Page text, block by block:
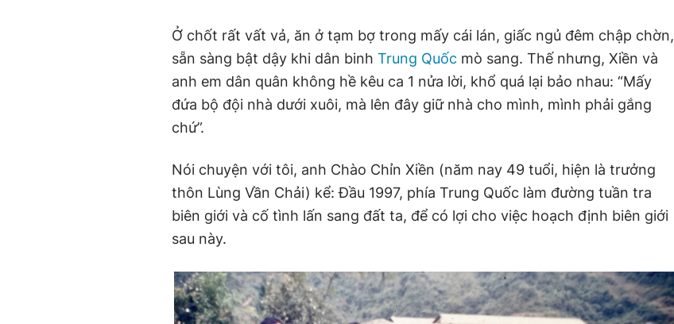
Ở chốt rất vất vả, ăn ở tạm bợ trong mấy cái lán, giấc ngủ đêm chập chờn,
sẵn sàng bật dậy khi dân binh Trung Quốc mò sang. Thế nhưng, Xiền và
anh em dân quân không hề kêu ca 1 nửa lời, khổ quá lại bảo nhau: “Mấy
đứa bộ đội nhà dưới xuôi, mà lên đây giữ nhà cho mình, mình phải gắng
chứ”.
Nói chuyện với tôi, anh Chào Chỉn Xiền (năm nay 49 tuổi, hiện là trưởng
thôn Lùng Vần Chải) kể: Đầu 1997, phía Trung Quốc làm đường tuần tra
biên giới và cố tình lấn sang đất ta, để có lợi cho việc hoạch định biên giới
sau này.